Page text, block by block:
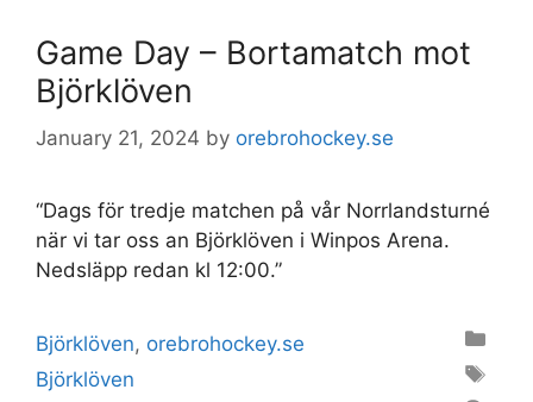
Game Day – Bortamatch mot
Björklöven
January 21, 2024 by orebrohockey.se
“Dags för tredje matchen på vår Norrlandsturné
när vi tar oss an Björklöven i Winpos Arena.
Nedsläpp redan kl 12:00.”
Categories
Björklöven, orebrohockey.se
Tags
Björklöven